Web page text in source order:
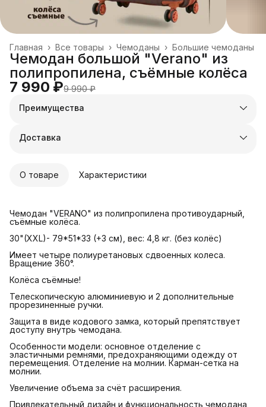
Большие чемоданы
Чемоданы ›
Все товары ›
Главная ›
Чемодан большой "Verano" из
полипропилена, съёмные колёса
7 990 ₽9 990 ₽
Преимущества
Оплата частями в Сплит
Удобный возврат
Доставка
О товаре Характеристики
Чемодан "VERANO" из полипропилена противоударный,
съёмные колёса.
30"(XXL)- 79*51*33 (+3 см), вес: 4,8 кг. (без колёс)
Имеет четыре полиуретановых сдвоенных колеса.
Вращение 360°.
Колёса съёмные!
Телескопическую алюминиевую и 2 дополнительные
прорезиненные ручки.
Защита в виде кодового замка, который препятствует
доступу внутрь чемодана.
Особенности модели: основное отделение с
эластичными ремнями, предохраняющими одежду от
перемещения. Отделение на молнии. Карман-сетка на
молнии.
Увеличение объема за счёт расширения.
Привлекательный дизайн и функциональность чемодана